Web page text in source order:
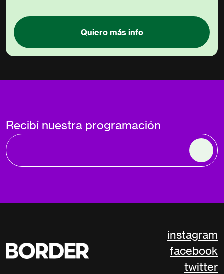
Quiero más info
Recibí nuestra programación
instagram
facebook
twitter